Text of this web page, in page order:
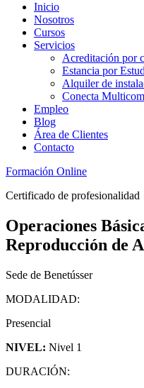
Inicio
Nosotros
Cursos
Servicios
Acreditación por
Estancia por
Alquiler de
Conecta
Empleo
Blog
Área de Clientes
Contacto
Formación Online
Certificado de profesionalidad
Operaciones
Reproducción de
Sede de Benetússer
MODALIDAD:
Presencial
NIVEL: Nivel 1
DURACIÓN: